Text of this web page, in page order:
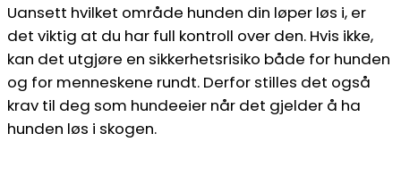
Uansett hvilket område hunden din løper løs i, er
det viktig at du har full kontroll over den. Hvis ikke,
kan det utgjøre en sikkerhetsrisiko både for hunden
og for menneskene rundt. Derfor stilles det også
krav til deg som hundeeier når det gjelder å ha
hunden løs i skogen.